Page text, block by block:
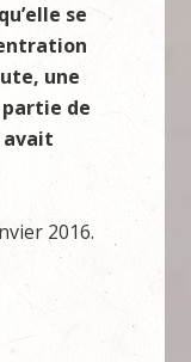
se
une
de
avait
2016.